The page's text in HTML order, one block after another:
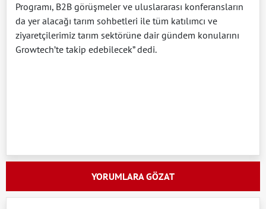
Programı, B2B görüşmeler ve uluslararası konferansların
da yer alacağı tarım sohbetleri ile tüm katılımcı ve
ziyaretçilerimiz tarım sektörüne dair gündem konularını
Growtech’te takip edebilecek” dedi.
YORUMLARA GÖZAT